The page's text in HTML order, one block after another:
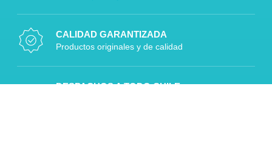
CALIDAD GARANTIZADA
Productos originales y de calidad
DESPACHOS A TODO CHILE